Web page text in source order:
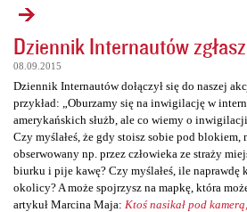
Dziennik Internautów
08.09.2015
Dziennik Internautów dołączył się do naszej
przykład: „Oburzamy się na inwigilację w
amerykańskich służb, ale co wiemy o
Czy myślałeś, że gdy stoisz sobie pod blokiem,
obserwowany np. przez człowieka ze straży
biurku i pije kawę? Czy myślałeś, ile naprawdę
okolicy? A może spojrzysz na mapkę, która
artykuł Marcina Maja: Ktoś nasikał pod